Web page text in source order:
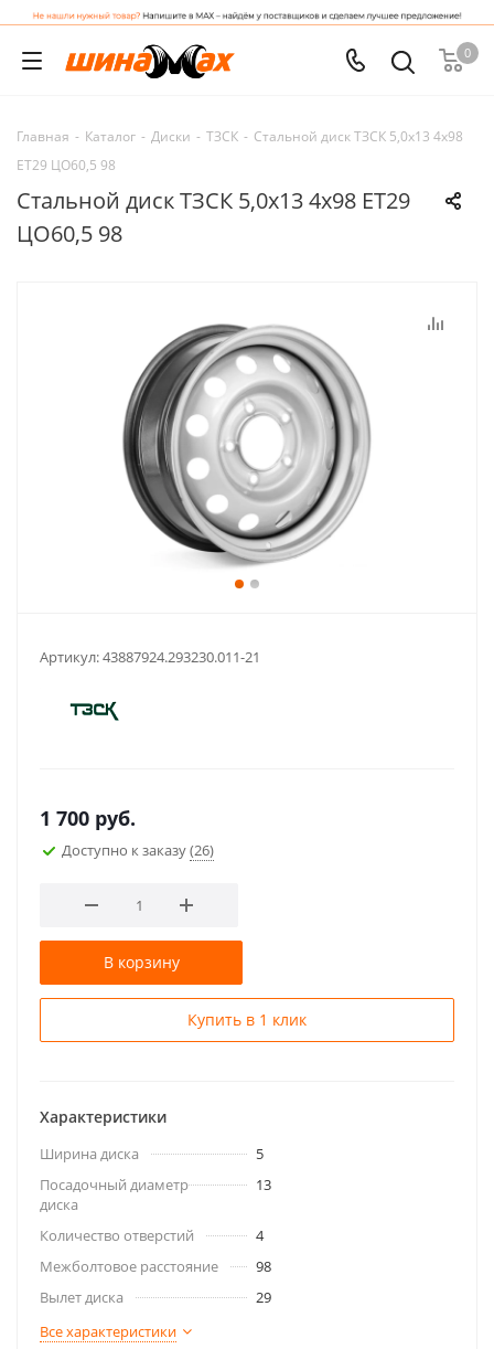
0
Главная - Каталог - Диски - ТЗСК - Стальной диск ТЗСК 5,0x13 4x98
ET29 ЦО60,5 98
Стальной диск ТЗСК 5,0x13 4x98 ET29
ЦО60,5 98
Артикул:43887924.293230.011-21
1 700 руб.
Доступно к заказу(26)
В корзину
Купить в 1 клик
Характеристики
Ширина диска
5
Посадочный диаметр
диска
13
Количество отверстий
4
Межболтовое расстояние
98
Вылет диска
29
Все характеристики